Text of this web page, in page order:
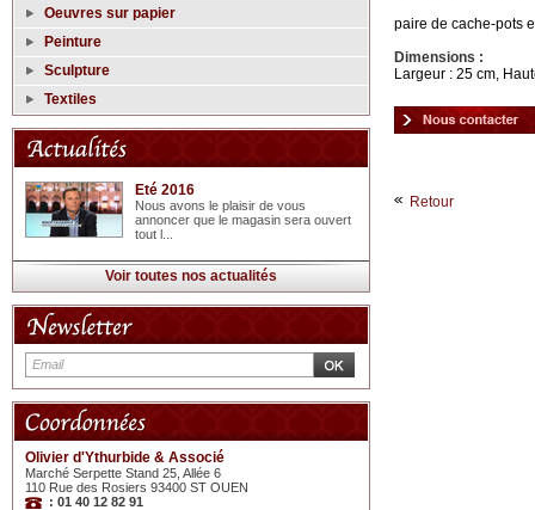
Oeuvres sur papier
Peinture
Sculpture
Textiles
Eté 2016
Nous avons le plaisir de vous
annoncer que le magasin sera ouvert
tout l...
Voir toutes nos actualités
Olivier d'Ythurbide & Associé
Marché Serpette Stand 25, Allée 6
110 Rue des Rosiers 93400 ST OUEN
: 01 40 12 82 91
paire de cache-pots
Dimensions :
Largeur : 25 cm,
Retour